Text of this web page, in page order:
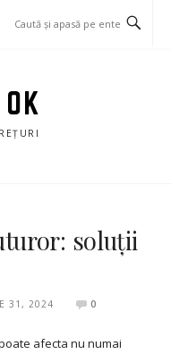
soluții
31, 2024 0
afecta nu numai